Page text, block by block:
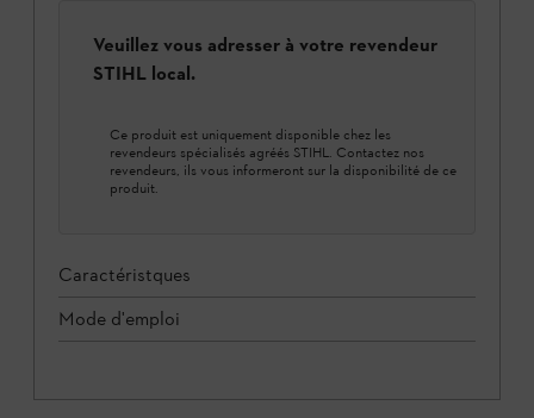
Veuillez vous adresser à votre revendeur
STIHL local.
Ce produit est uniquement disponible chez les
revendeurs spécialisés agréés STIHL. Contactez nos
revendeurs, ils vous informeront sur la disponibilité de ce
produit.
Caractéristques
Mode d'emploi